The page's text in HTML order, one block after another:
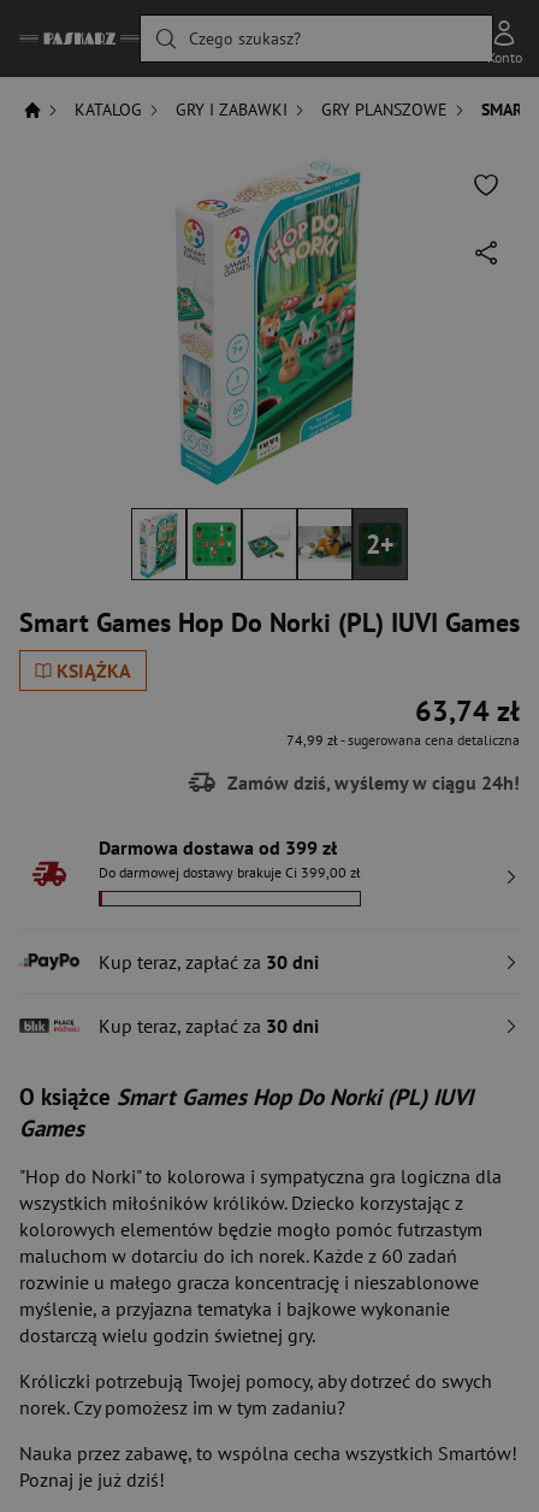
Czego szukasz?
Konto
KATALOG GRY I ZABAWKI GRY PLANSZOWE SMART
Smart Games Hop Do Norki (PL) IUVI Games
KSIĄŻKA
2+
63,74 zł
74,99 zł- sugerowana cena detaliczna
Zamów dziś, wyślemy w ciągu 24h!
Darmowa dostawa od 399 zł
Do darmowej dostawy brakuje Ci 399,00 zł
Kup teraz, zapłać za 30 dni
Kup teraz, zapłać za 30 dni
O książce Smart Games Hop Do Norki (PL) IUVI
Games
"Hop do Norki" to kolorowa i sympatyczna gra logiczna dla
wszystkich miłośników królików. Dziecko korzystając z
kolorowych elementów będzie mogło pomóc futrzastym
maluchom w dotarciu do ich norek. Każde z 60 zadań
rozwinie u małego gracza koncentrację i nieszablonowe
myślenie, a przyjazna tematyka i bajkowe wykonanie
dostarczą wielu godzin świetnej gry.
Króliczki potrzebują Twojej pomocy, aby dotrzeć do swych
norek. Czy pomożesz im w tym zadaniu?
Nauka przez zabawę, to wspólna cecha wszystkich Smartów!
Poznaj je już dziś!